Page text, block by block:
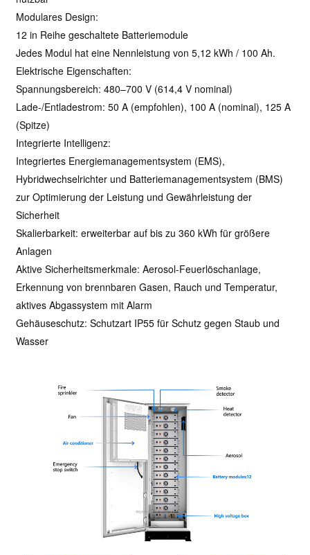
Modulares Design:
12 in Reihe geschaltete Batteriemodule
Jedes Modul hat eine Nennleistung von 5,12 kWh / 100 Ah.
Elektrische Eigenschaften:
Spannungsbereich: 480–700 V (614,4 V nominal)
Lade-/Entladestrom: 50 A (empfohlen), 100 A (nominal), 125 A
(Spitze)
Integrierte Intelligenz:
Integriertes Energiemanagementsystem (EMS),
Hybridwechselrichter und Batteriemanagementsystem (BMS)
zur Optimierung der Leistung und Gewährleistung der
Sicherheit
Skalierbarkeit: erweiterbar auf bis zu 360 kWh für größere
Anlagen
Aktive Sicherheitsmerkmale: Aerosol-Feuerlöschanlage,
Erkennung von brennbaren Gasen, Rauch und Temperatur,
aktives Abgassystem mit Alarm
Gehäuseschutz: Schutzart IP55 für Schutz gegen Staub und
Wasser